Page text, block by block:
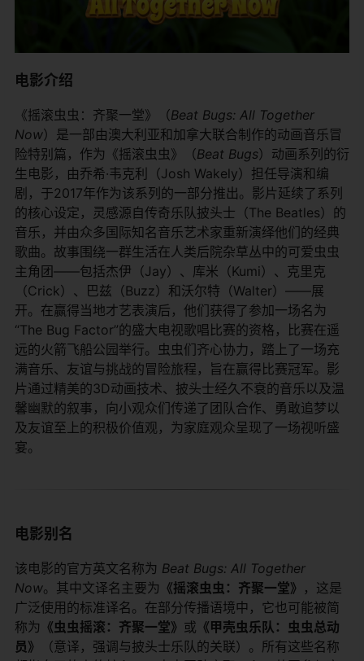
电影介绍
《摇滚虫虫：齐聚一堂》（Beat Bugs: All Together
Now）是一部由澳大利亚和加拿大联合制作的动画音乐冒
险特别篇，作为《摇滚虫虫》（Beat Bugs）动画系列的衍
生电影，由乔希·韦克利（Josh Wakely）担任导演和编
剧，于2017年作为该系列的一部分推出。影片延续了系列
的核心设定，灵感源自传奇乐队披头士（The Beatles）的
音乐，并由众多国际知名音乐艺术家重新演绎他们的经典
歌曲。故事围绕一群生活在人类后院杂草丛中的可爱虫虫
主角团——包括杰伊（Jay）、库米（Kumi）、克里克
（Crick）、巴兹（Buzz）和沃尔特（Walter）——展
开。在赢得当地才艺表演后，他们获得了参加一场名为
“The Bug Factor”的盛大电视歌唱比赛的资格，比赛在遥
远的火箭飞船公园举行。虫虫们齐心协力，踏上了一场充
满音乐、友谊与挑战的冒险旅程，旨在赢得比赛冠军。影
片通过精美的3D动画技术、披头士经久不衰的音乐以及温
馨幽默的叙事，向小观众们传递了团队合作、勇敢追梦以
及友谊至上的积极价值观，为家庭观众呈现了一场视听盛
宴。
电影别名
该电影的官方英文名称为 Beat Bugs: All Together
Now。其中文译名主要为​ ​《摇滚虫虫：齐聚一堂》​ ​，这是
广泛使用的标准译名。在部分传播语境中，它也可能被简
称为​ ​《虫虫摇滚：齐聚一堂》​ ​或​ ​《甲壳虫乐队：虫虫总动
员》​
​（意译，强调与披头士乐队的关联）。所有这些名称